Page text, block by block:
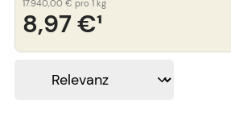
8,97 €¹
17.940,00 € pro 1 kg